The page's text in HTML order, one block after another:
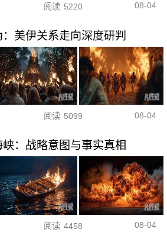
阅读 5220 08-04
美伊关系走向深度研判
阅读 5099 08-04
：战略意图与事实真相
阅读 4458 08-04